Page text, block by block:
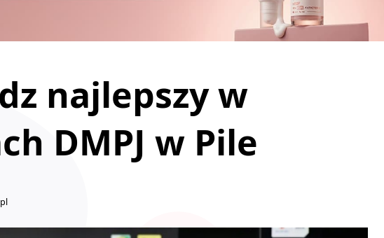
najlepszy w
DMPJ w Pile